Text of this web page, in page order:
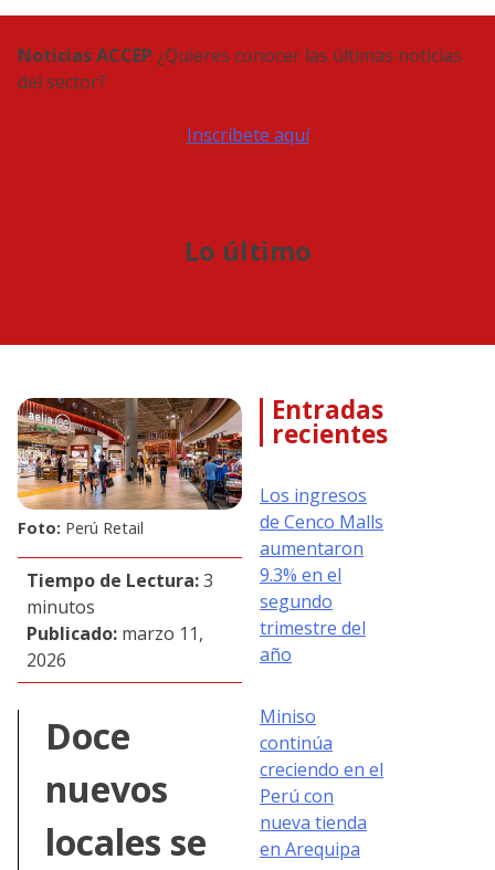
Noticias ACCEP ¿Quieres conocer las últimas noticias
del sector?
Inscríbete aquí
Lo último
Foto: Perú Retail
Tiempo de Lectura:3
minutos
Publicado: marzo 11,
2026
Doce
nuevos
locales se
Entradas
recientes
Los ingresos
de Cenco Malls
aumentaron
9.3% en el
segundo
trimestre del
año
Miniso
continúa
creciendo en el
Perú con
nueva tienda
en Arequipa